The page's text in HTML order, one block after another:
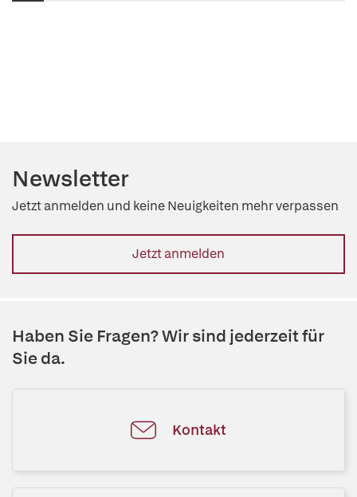
Newsletter
Jetzt anmelden und keine Neuigkeiten mehr verpassen
Jetzt anmelden
Haben Sie Fragen? Wir sind jederzeit für
Sie da.
Kontakt